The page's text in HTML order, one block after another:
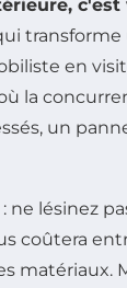
en
la
un
ne lésinez
coûtera
matériaux.